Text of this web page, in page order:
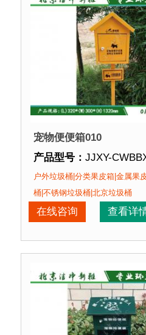
宠物便便箱010
产品型号： JJXY-
产品规格：
产品材质：钢板喷塑
产品周期：现货产品 即
产品特点：
1、材料环
户外垃圾桶|分类果皮箱|金属果
桶|不锈钢垃圾桶|北京垃圾桶
在线咨询 查看详